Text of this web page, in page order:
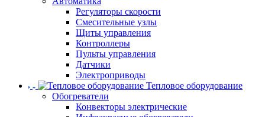
Регуляторы скорости
Смесительные узлы
Щиты управления
Контроллеры
Пульты управления
Датчики
Электроприводы
Тепловое оборудование
Обогреватели
Конвекторы электрические